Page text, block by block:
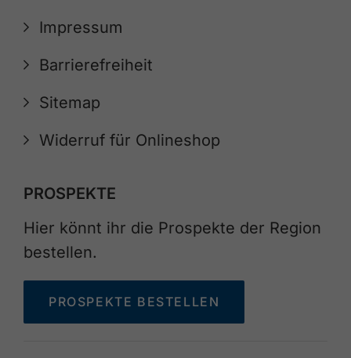
Impressum
Barrierefreiheit
Sitemap
Widerruf für Onlineshop
PROSPEKTE
Hier könnt ihr die Prospekte der Region
bestellen.
PROSPEKTE BESTELLEN